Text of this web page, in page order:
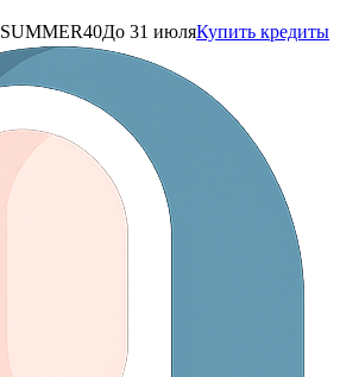
SUMMER40До 31 июляКупить кредиты